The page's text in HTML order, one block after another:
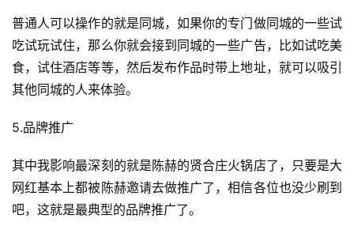
普通人可以操作的就是同城，如果你的专门做同城的一些试
吃试玩试住，那么你就会接到同城的一些广告，比如试吃美
食，试住酒店等等，然后发布作品时带上地址，就可以吸引
其他同城的人来体验。
5.品牌推广
其中我影响最深刻的就是陈赫的贤合庄火锅店了，只要是大
网红基本上都被陈赫邀请去做推广了，相信各位也没少刷到
吧，这就是最典型的品牌推广了。